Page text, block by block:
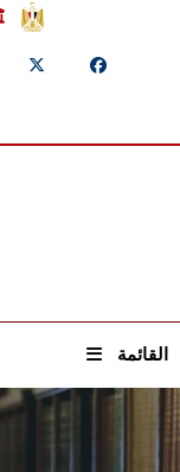
القائمة